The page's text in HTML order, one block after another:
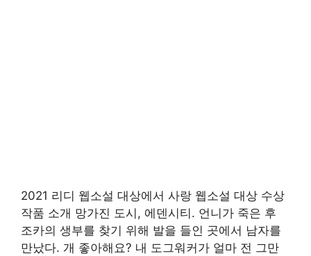
2021 리디 웹소설 대상에서 사랑 웹소설 대상 수상
작품 소개 망가진 도시, 에덴시티. 언니가 죽은 후
조카의 생부를 찾기 위해 발을 들인 곳에서 남자를
만났다. 개 좋아해요? 내 도그워커가 얼마 전 그만